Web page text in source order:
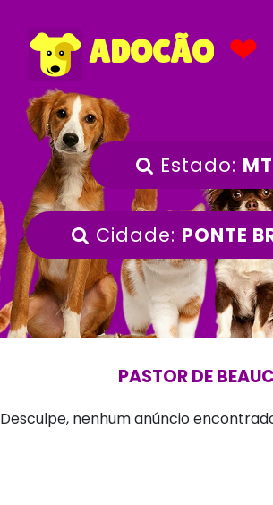
ADOCÃO ❤
Estado: MT
Cidade: PONTE
PASTOR DE
Desculpe, nenhum anúncio